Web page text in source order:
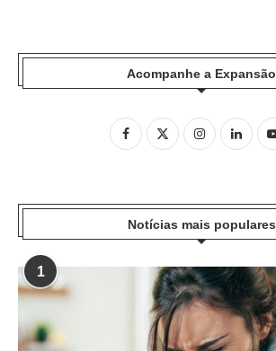
Acompanhe a Expansão
Notícias mais populares
1